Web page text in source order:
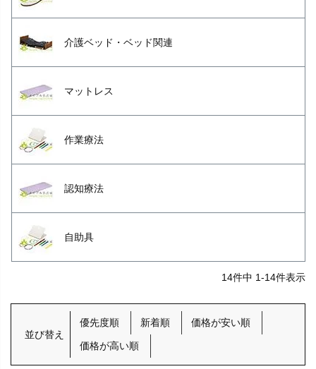
介護ベッド・ベッド関連
マットレス
作業療法
認知療法
自助具
14件中 1-14件表示
並び替え
優先度順 新着順 価格が安い順
価格が高い順